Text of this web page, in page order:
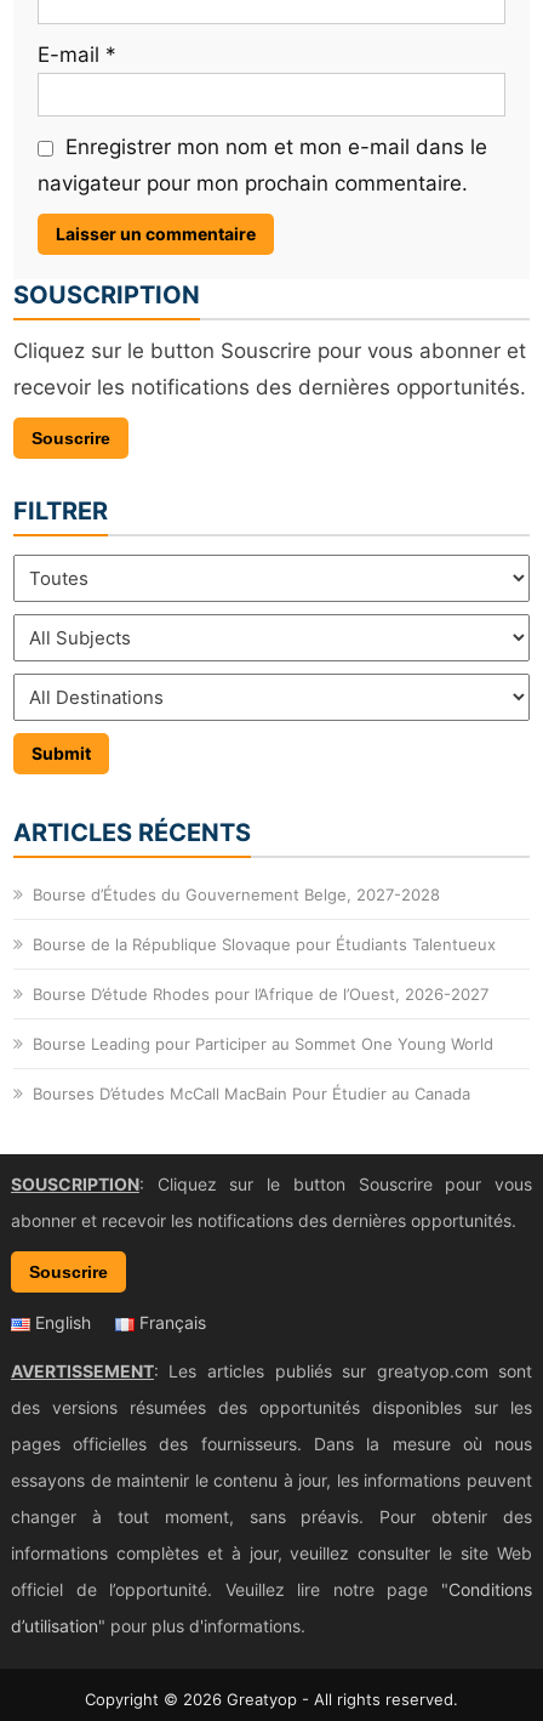
E-mail *
Enregistrer mon nom et mon e-mail dans le
navigateur pour mon prochain commentaire.
SOUSCRIPTION
Cliquez sur le button Souscrire pour vous abonner et
recevoir les notifications des dernières opportunités.
Souscrire
FILTRER
ARTICLES RÉCENTS
Bourse d’Études du Gouvernement Belge, 2027-2028
Bourse de la République Slovaque pour Étudiants Talentueux
Bourse D’étude Rhodes pour l’Afrique de l’Ouest, 2026-2027
Bourse Leading pour Participer au Sommet One Young World
Bourses D’études McCall MacBain Pour Étudier au Canada
SOUSCRIPTION: Cliquez sur le button Souscrire pour vous
abonner et recevoir les notifications des dernières opportunités.
Souscrire
English Français
AVERTISSEMENT: Les articles publiés sur greatyop.com sont
des versions résumées des opportunités disponibles sur les
pages officielles des fournisseurs. Dans la mesure où nous
essayons de maintenir le contenu à jour, les informations peuvent
changer à tout moment, sans préavis. Pour obtenir des
informations complètes et à jour, veuillez consulter le site Web
officiel de l’opportunité. Veuillez lire notre page "Conditions
d’utilisation" pour plus d'informations.
Copyright © 2026 Greatyop - All rights reserved.